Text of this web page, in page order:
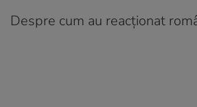
Despre cum au reacționat